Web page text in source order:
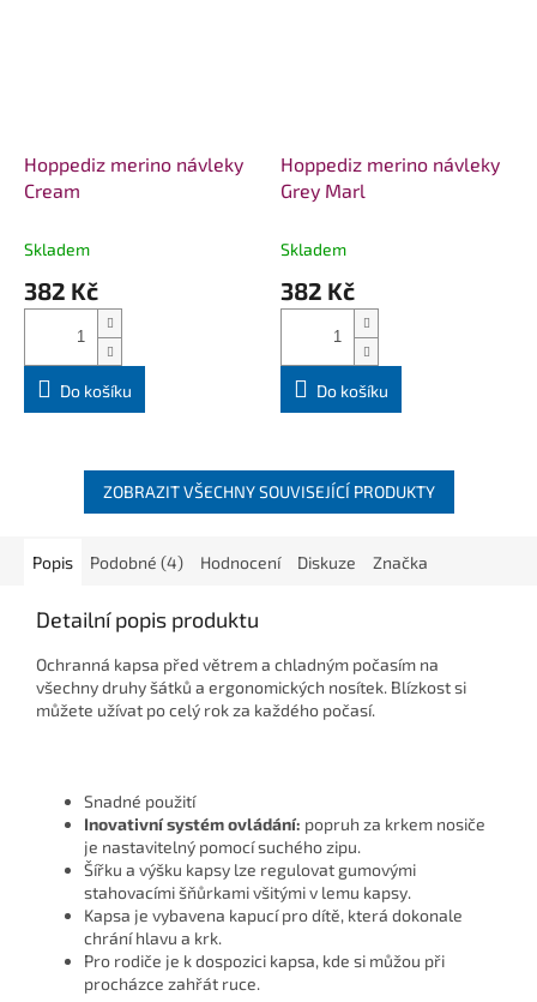
Hoppediz merino návleky
Cream
Skladem
382 Kč
Do košíku
Hoppediz merino návleky
Grey Marl
Skladem
382 Kč
Do košíku
ZOBRAZIT VŠECHNY SOUVISEJÍCÍ PRODUKTY
Popis Podobné (4) Hodnocení Diskuze Značka
Detailní popis produktu
Ochranná kapsa před větrem a chladným počasím na
všechny druhy šátků a ergonomických nosítek. Blízkost si
můžete užívat po celý rok za každého počasí.
Snadné použití
Inovativní systém ovládání: popruh za krkem nosiče
je nastavitelný pomocí suchého zipu.
Šířku a výšku kapsy lze regulovat gumovými
stahovacími šňůrkami všitými v lemu kapsy.
Kapsa je vybavena kapucí pro dítě, která dokonale
chrání hlavu a krk.
Pro rodiče je k dospozici kapsa, kde si můžou při
procházce zahřát ruce.